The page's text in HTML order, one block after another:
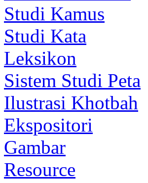
Studi Kamus
Studi Kata
Leksikon
Sistem Studi Peta
Ilustrasi Khotbah
Ekspositori
Gambar
Resource